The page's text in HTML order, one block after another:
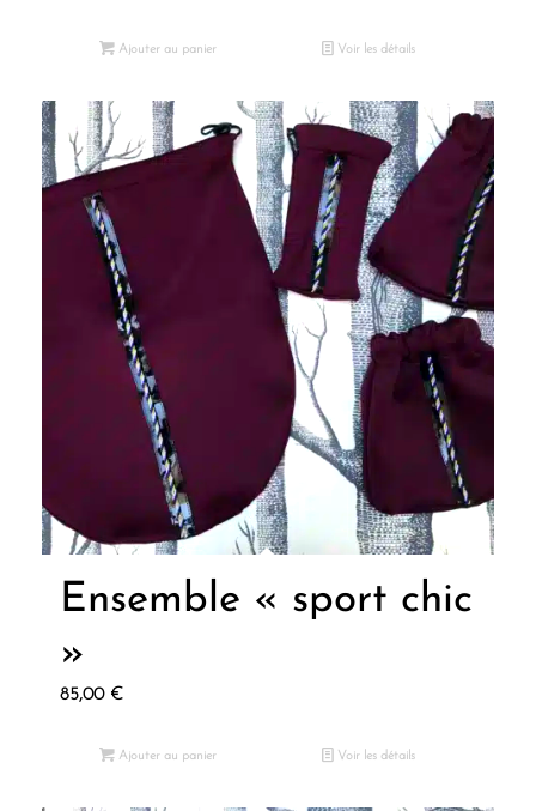
Ajouter au panier Voir les détails
Ensemble « sport chic
»
85,00 €
Ajouter au panier Voir les détails